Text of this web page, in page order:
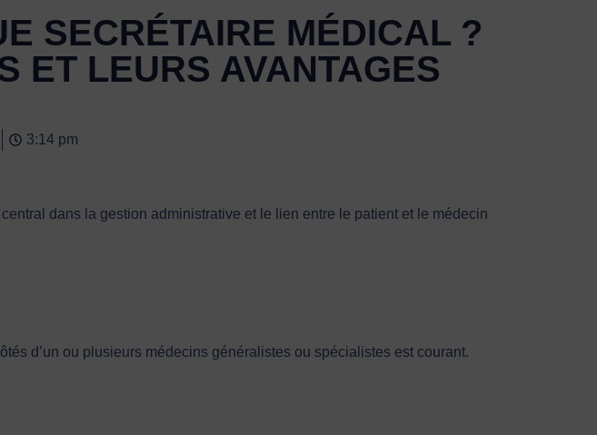
SECRÉTAIRE MÉDICAL ?
ET LEURS AVANTAGES
3:14 pm
dans la gestion administrative et le lien entre le patient et le médecin
d’un ou plusieurs médecins généralistes ou spécialistes est courant.